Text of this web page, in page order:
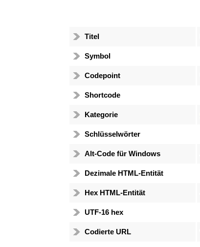
Titel
Symbol
Codepoint
Shortcode
Kategorie
Schlüsselwörter
Alt-Code für Windows
Dezimale HTML-Entität
Hex HTML-Entität
UTF-16 hex
Codierte URL